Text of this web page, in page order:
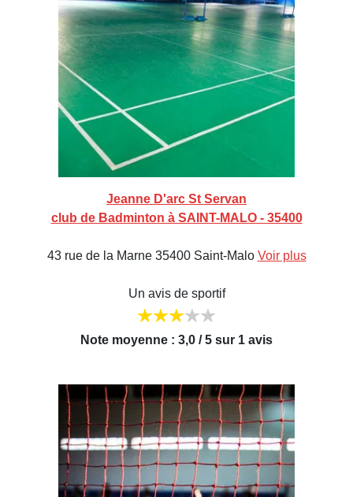
Jeanne D'arc St Servan
club de Badminton à SAINT-MALO - 35400
43 rue de la Marne 35400 Saint-Malo Voir plus
Un avis de sportif
Note moyenne : 3,0 / 5 sur 1 avis